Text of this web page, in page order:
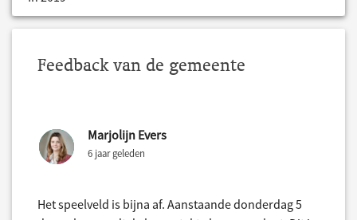
Feedback van de gemeente
Marjolijn Evers
6 jaar geleden
Het speelveld is bijna af. Aanstaande donderdag 5